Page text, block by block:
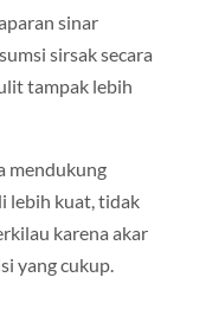
sinar
sirsak secara
tampak lebih
mendukung
lebih kuat, tidak
karena akar
yang cukup.